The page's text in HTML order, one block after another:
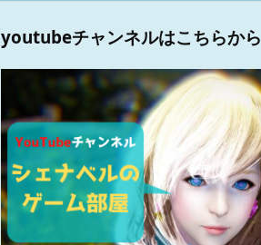
youtubeチャンネルはこちらから